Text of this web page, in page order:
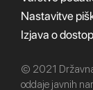
Nastavitve
Izjava o
© 2021
oddaje javnih